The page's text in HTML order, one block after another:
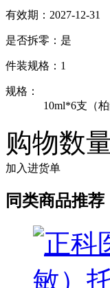
有效期：2027-12-31
是否拆零：是
件装规格：1
规格：
10ml*6支（柏
购物数量
加入进货单
同类商品推荐